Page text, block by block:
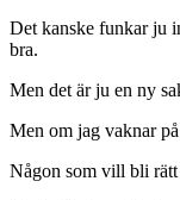
Det kanske funkar ju
bra.
Men det är ju en ny
Men om jag vaknar
Någon som vill bli rätt